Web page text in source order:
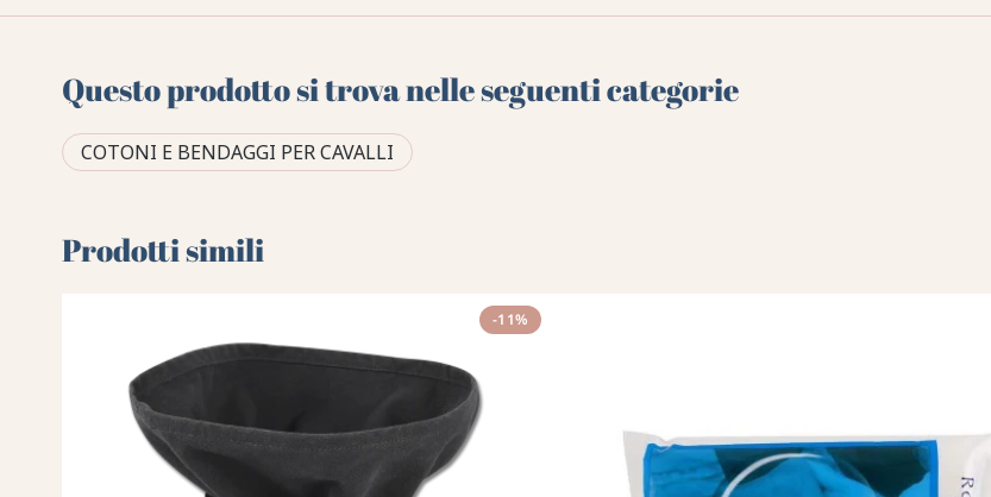
Questo prodotto si trova nelle seguenti categorie
COTONI E BENDAGGI PER CAVALLI
Prodotti simili
-11%